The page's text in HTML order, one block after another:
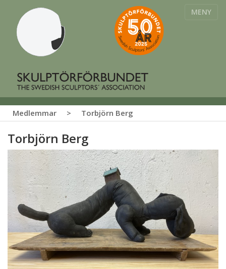
MENY
Medlemmar > Torbjörn Berg
Torbjörn Berg